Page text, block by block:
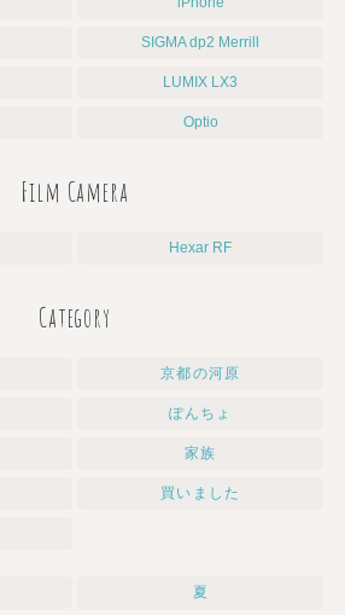
SIGMA dp2 Merrill
LUMIX LX3
Optio
Film Camera
Hexar RF
Category
京都の河原
ぽんちょ
家族
買いました
夏